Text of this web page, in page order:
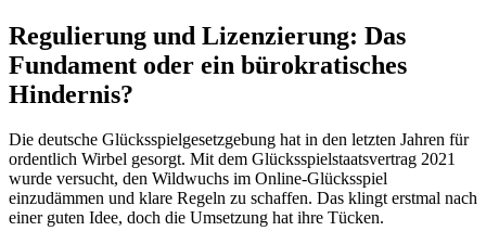
Regulierung und Lizenzierung: Das
Fundament oder ein bürokratisches
Hindernis?
Die deutsche Glücksspielgesetzgebung hat in den letzten Jahren für
ordentlich Wirbel gesorgt. Mit dem Glücksspielstaatsvertrag 2021
wurde versucht, den Wildwuchs im Online-Glücksspiel
einzudämmen und klare Regeln zu schaffen. Das klingt erstmal nach
einer guten Idee, doch die Umsetzung hat ihre Tücken.